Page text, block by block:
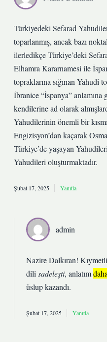
Türkiyedeki Sefarad
toparlanmış, ancak bazı
ilerledikçe Türkiye’deki
Elhamra Kararnamesi ile
topraklarına sığınan Yahudi
İbranice “İspanya” anlamına
kendilerine ad olarak
Yahudilerinin önemli bir
Engizisyon’dan kaçarak
Türkiye’de yaşayan
Yahudileri oluşturmaktadır.
Şubat 17, 2025 Yanıtla
admin
Nazire Dalkıran! Kıymetli
dili sadeleşti, anlatım
üslup kazandı.
Şubat 17, 2025 Yanıtla